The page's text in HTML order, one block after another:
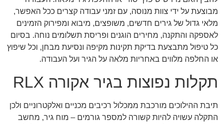
מבוצעת על ידי צוות מנוסה, עם זמני עבודה קצרים ככל האפשר,
מלאי גדול של גירים חדשים, משופצים, מיבוא ומפירוק הזמינים
לאספקה והתקנה, מחירים הוגנים ופריסת תשלומים נוחה. בסיום
כל טיפול מתבצעת בדיקת תקינות מקיפה ונסיעת מבחן, וכל שיפוץ
או החלפה מלווים באחריות מלאה על הגיר ועל העבודה.
תקלות נפוצות בגיר אקורה RLX
תיבת ההילוכים מורכבת ממכלול רכיבים מכניים ואלקטרוניים ולכן
התקלה עשויה להיות קשורה למספר גורמים – מוח גיר, מחשב